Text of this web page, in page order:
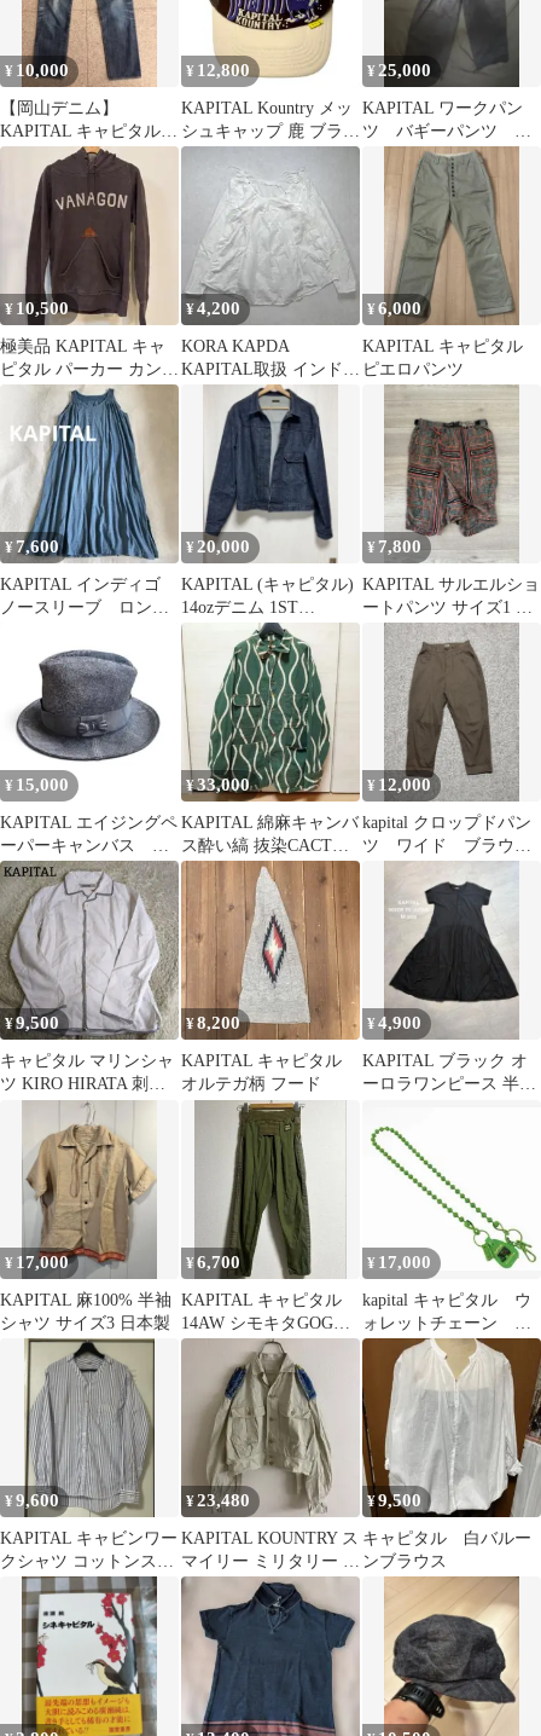
¥ 10,000
【岡山デニム】
KAPITAL キャピタル
岡山御津工場産 デニム
パンツ
¥ 12,800
KAPITAL Kountry メッ
シュキャップ 鹿 ブラウ
ン
¥ 25,000
KAPITAL ワークパン
ツ バギーパンツ キ
ャピタル
¥ 10,500
極美品 KAPITAL キャ
ピタル パーカー カンガ
ルーポケット S スミク
¥4,200
KORA KAPDA
KAPITAL取扱 インド綿
ブラウス ホワイト フリ
¥6,000
KAPITAL キャピタル
ピエロパンツ
¥7,600
KAPITAL インディゴ
ノースリーブ ロング
ー コットン
¥ 20,000
KAPITAL (キャピタル)
14ozデニム 1ST
JKT（黒糸ver）
¥ 7,800
KAPITAL サルエルショ
ートパンツ サイズ1 エ
スニック柄
¥ 15,000
KAPITAL エイジングペ
ーパーキャンバス フ
ェドラHAT
¥33,000
KAPITAL 綿麻キャンバ
ス酔い縞 抜染CACTUS
カバーオール Lサイズ
¥ 12,000
kapital クロップドパン
ツ ワイド ブラウ
¥9,500
キャピタル マリンシャ
ツ KIRO HIRATA 刺繍
ホワイト メンズ S
¥8,200
KAPITAL キャピタル
オルテガ柄 フード
¥4,900
KAPITAL ブラック オ
ーロラワンピース 半
100%
¥ 17,000
KAPITAL 麻100% 半袖
シャツ サイズ3 日本製
¥6,700
KAPITAL キャピタル
14AW シモキタGOGO
パンツ イージーパンツ
¥ 17,000
kapital キャピタル ウ
ォレットチェーン ア
ーカイブ
¥9,600
KAPITAL キャビンワー
クシャツ コットンスト
ライプ サイズ3
¥23,480
KAPITAL KOUNTRY ス
マイリー ミリタリー シ
ャツ ジャケット
¥9,500
キャピタル 白バルー
ンブラウス